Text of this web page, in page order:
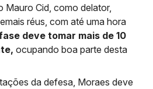
Mauro Cid, como delator,
réus, com até uma hora
deve tomar mais de 10
ocupando boa parte desta
da defesa, Moraes deve